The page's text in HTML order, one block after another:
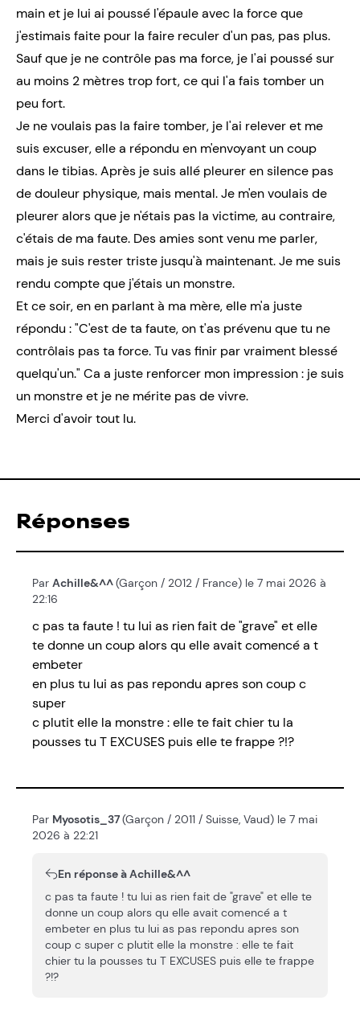
main et je lui ai poussé l'épaule avec la force que
j'estimais faite pour la faire reculer d'un pas, pas plus.
Sauf que je ne contrôle pas ma force, je l'ai poussé sur
au moins 2 mètres trop fort, ce qui l'a fais tomber un
peu fort.
Je ne voulais pas la faire tomber, je l'ai relever et me
suis excuser, elle a répondu en m'envoyant un coup
dans le tibias. Après je suis allé pleurer en silence pas
de douleur physique, mais mental. Je m'en voulais de
pleurer alors que je n'étais pas la victime, au contraire,
c'étais de ma faute. Des amies sont venu me parler,
mais je suis rester triste jusqu'à maintenant. Je me suis
rendu compte que j'étais un monstre.
Et ce soir, en en parlant à ma mère, elle m'a juste
répondu : "C'est de ta faute, on t'as prévenu que tu ne
contrôlais pas ta force. Tu vas finir par vraiment blessé
quelqu'un." Ca a juste renforcer mon impression : je suis
un monstre et je ne mérite pas de vivre.
Merci d'avoir tout lu.
Réponses
Par Achille&^^(Garçon / 2012 / France) le 7 mai 2026 à
22:16
c pas ta faute ! tu lui as rien fait de "grave" et elle
te donne un coup alors qu elle avait comencé a t
embeter
en plus tu lui as pas repondu apres son coup c
super
c plutit elle la monstre : elle te fait chier tu la
pousses tu T EXCUSES puis elle te frappe ?!?
Par Myosotis_37(Garçon / 2011 / Suisse, Vaud) le 7 mai
2026 à 22:21
En réponse à Achille&^^
c pas ta faute ! tu lui as rien fait de "grave" et elle te
donne un coup alors qu elle avait comencé a t
embeter en plus tu lui as pas repondu apres son
coup c super c plutit elle la monstre : elle te fait
chier tu la pousses tu T EXCUSES puis elle te frappe
?!?